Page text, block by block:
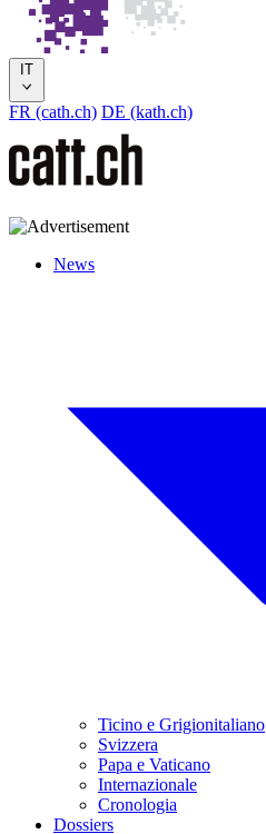
IT
FR (cath.ch) DE (kath.ch)
News
Ticino e Grigionitaliano
Svizzera
Papa e Vaticano
Internazionale
Cronologia
Dossiers